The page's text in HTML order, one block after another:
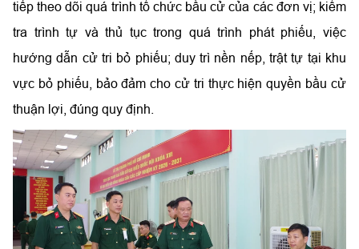
tiếp theo dõi quá trình tổ chức bầu cử của các đơn vị; kiểm
tra trình tự và thủ tục trong quá trình phát phiếu, việc
hướng dẫn cử tri bỏ phiếu; duy trì nền nếp, trật tự tại khu
vực bỏ phiếu, bảo đảm cho cử tri thực hiện quyền bầu cử
thuận lợi, đúng quy định.